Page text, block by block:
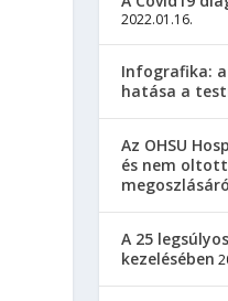
2022.01.16.
Infografika: a
hatása a
Az OHSU
és nem
A 25
kezelésében